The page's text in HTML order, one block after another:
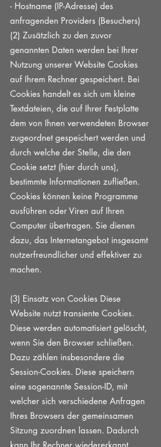
- Hostname (IP-Adresse) des
anfragenden Providers (Besuchers)
(2) Zusätzlich zu den zuvor
genannten Daten werden bei Ihrer
Nutzung unserer Website Cookies
auf Ihrem Rechner gespeichert. Bei
Cookies handelt es sich um kleine
Textdateien, die auf Ihrer Festplatte
dem von Ihnen verwendeten Browser
zugeordnet gespeichert werden und
durch welche der Stelle, die den
Cookie setzt (hier durch uns),
bestimmte Informationen zufließen.
Cookies können keine Programme
ausführen oder Viren auf Ihren
Computer übertragen. Sie dienen
dazu, das Internetangebot insgesamt
nutzerfreundlicher und effektiver zu
machen.
(3) Einsatz von Cookies Diese
Website nutzt transiente Cookies.
Diese werden automatisiert gelöscht,
wenn Sie den Browser schließen.
Dazu zählen insbesondere die
Session-Cookies. Diese speichern
eine sogenannte Session-ID, mit
welcher sich verschiedene Anfragen
Ihres Browsers der gemeinsamen
Sitzung zuordnen lassen. Dadurch